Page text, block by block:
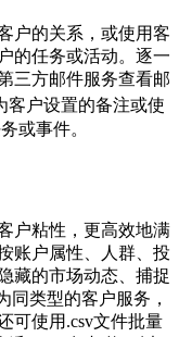
户的关系，或使用客
的任务或活动。逐一
三方邮件服务查看邮
客户设置的备注或使
或事件。
户粘性，更高效地满
账户属性、人群、投
藏的市场动态、捕捉
同类型的客户服务，
可使用.csv文件批量